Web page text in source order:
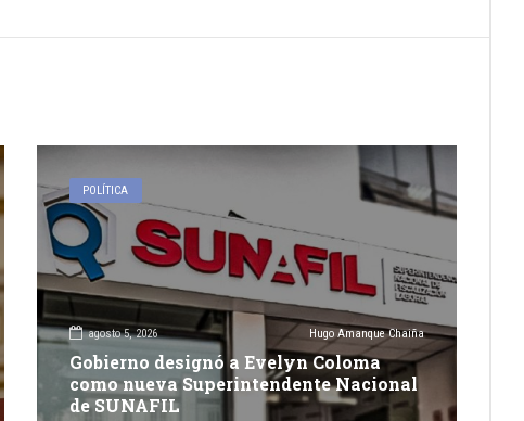
POLÍTICA
agosto 5, 2026 Hugo Amanque Chaiña
Gobierno designó a Evelyn Coloma
como nueva Superintendente Nacional
de SUNAFIL